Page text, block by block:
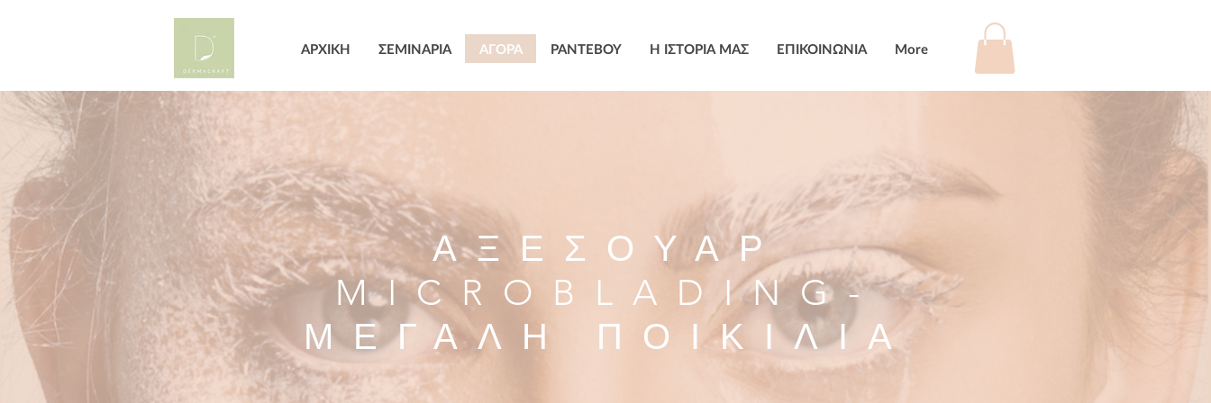
ΑΡΧΙΚΗ ΣΕΜΙΝΑΡΙΑ ΑΓΟΡΑ ΡΑΝΤΕΒΟΥ Η ΙΣΤΟΡΙΑ ΜΑΣ ΕΠΙΚΟΙΝΩΝΙΑ More
ΑΞΕΣΟΥΑΡ
MICROBLADING-
ΜΕΓΑΛΗ ΠΟΙΚΙΛΙΑ